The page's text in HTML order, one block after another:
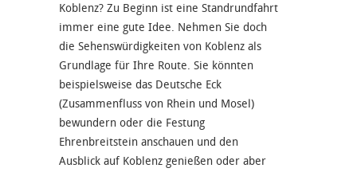
Koblenz? Zu Beginn ist eine Standrundfahrt
immer eine gute Idee. Nehmen Sie doch
die Sehenswürdigkeiten von Koblenz als
Grundlage für Ihre Route. Sie könnten
beispielsweise das Deutsche Eck
(Zusammenfluss von Rhein und Mosel)
bewundern oder die Festung
Ehrenbreitstein anschauen und den
Ausblick auf Koblenz genießen oder aber